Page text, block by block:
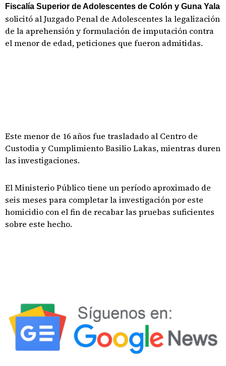
Fiscalía Superior de Adolescentes de Colón y Guna Yala
solicitó al Juzgado Penal de Adolescentes la legalización
de la aprehensión y formulación de imputación contra
el menor de edad, peticiones que fueron admitidas.
Este menor de 16 años fue trasladado al Centro de
Custodia y Cumplimiento Basilio Lakas, mientras duren
las investigaciones.
El Ministerio Público tiene un período aproximado de
seis meses para completar la investigación por este
homicidio con el fin de recabar las pruebas suficientes
sobre este hecho.